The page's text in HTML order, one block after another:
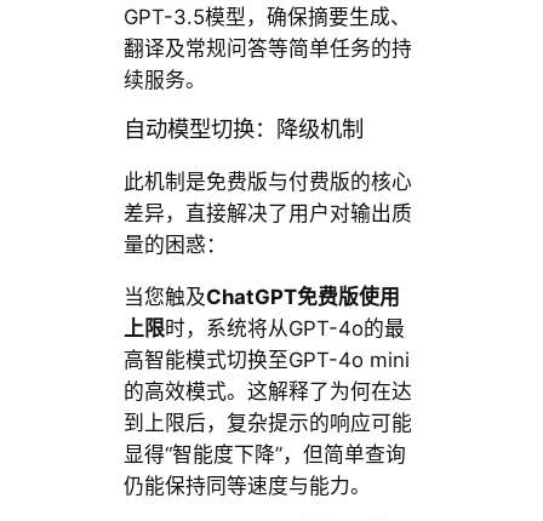
GPT-3.5模型，确保摘要生成、
翻译及常规问答等简单任务的持
续服务。
自动模型切换：降级机制
此机制是免费版与付费版的核心
差异，直接解决了用户对输出质
量的困惑：
当您触及ChatGPT免费版使用
上限时，系统将从GPT-4o的最
高智能模式切换至GPT-4o mini
的高效模式。这解释了为何在达
到上限后，复杂提示的响应可能
显得“智能度下降”，但简单查询
仍能保持同等速度与能力。